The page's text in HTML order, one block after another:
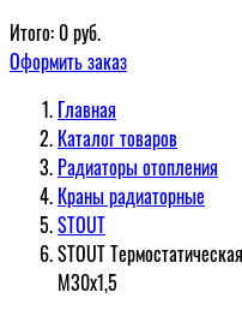
Итого: 0руб.
Оформить заказ
Главная
Каталог товаров
Радиаторы отопления
Краны радиаторные
STOUT
STOUT
М30х1,5